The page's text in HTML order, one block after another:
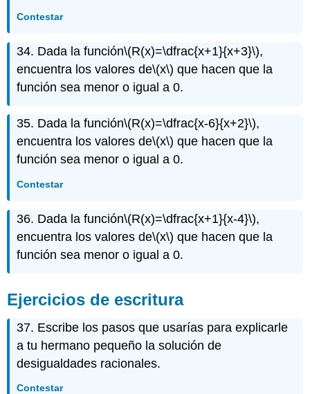
Contestar
34. Dada la función\(R(x)=\dfrac{x+1}{x+3}\),
encuentra los valores de\(x\) que hacen que la
función sea menor o igual a 0.
35. Dada la función\(R(x)=\dfrac{x-6}{x+2}\),
encuentra los valores de\(x\) que hacen que la
función sea menor o igual a 0.
Contestar
36. Dada la función\(R(x)=\dfrac{x+1}{x-4}\),
encuentra los valores de\(x\) que hacen que la
función sea menor o igual a 0.
Ejercicios de escritura
37. Escribe los pasos que usarías para explicarle
a tu hermano pequeño la solución de
desigualdades racionales.
Contestar